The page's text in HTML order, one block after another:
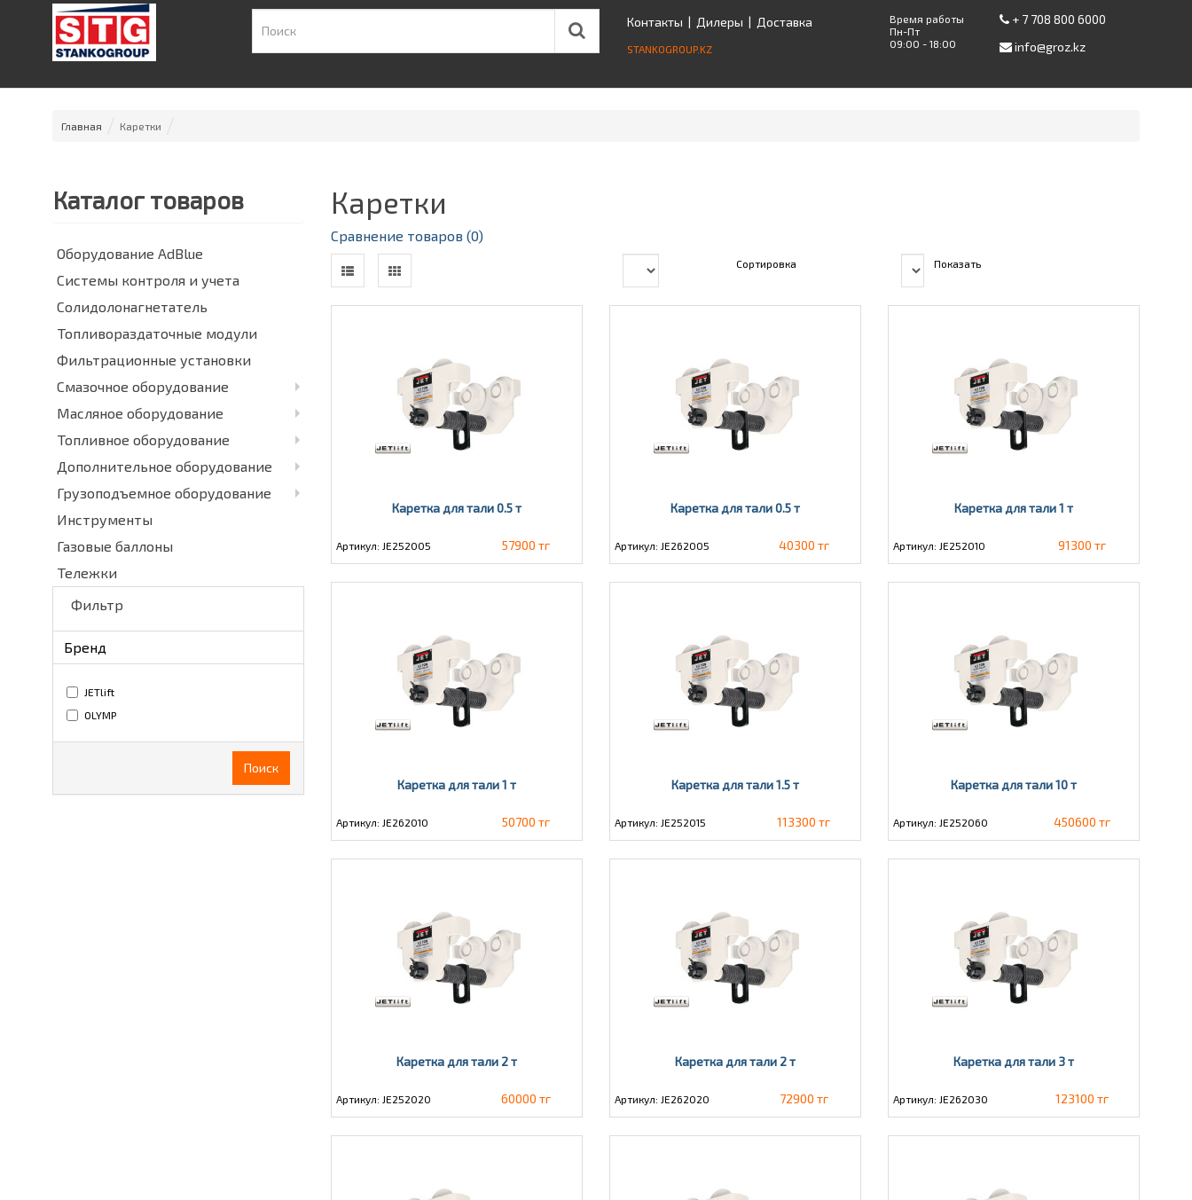
Контакты | Дилеры | Доставка
STANKOGROUP.KZ
Время работы
Пн-Пт
09:00 - 18:00
+ 7 708 800 6000
info@groz.kz
Главная Каретки
Каталог товаров
Оборудование AdBlue
Системы контроля и учета
Солидолонагнетатель
Топливораздаточные модули
Фильтрационные установки
Смазочное оборудование
Масляное оборудование
Топливное оборудование
Дополнительное оборудование
Грузоподъемное оборудование
Инструменты
Газовые баллоны
Тележки
Фильтр
Бренд
JETlift
OLYMP
Поиск
Каретки
Сравнение товаров (0)
Сортировка Показать
Каретка для тали 0.5 т
Артикул: JE252005 57900 тг
Каретка для тали 0.5 т
Артикул: JE262005 40300 тг
Каретка для тали 1 т
Артикул: JE252010 91300 тг
Каретка для тали 1 т
Артикул: JE262010 50700 тг
Каретка для тали 1.5 т
Артикул: JE252015 113300 тг
Каретка для тали 10 т
Артикул: JE252060 450600 тг
Каретка для тали 2 т
Артикул: JE252020 60000 тг
Каретка для тали 2 т
Артикул: JE262020 72900 тг
Каретка для тали 3 т
Артикул: JE262030 123100 тг